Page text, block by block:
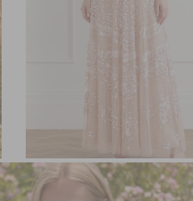
Anais Sequin Short Sleeve